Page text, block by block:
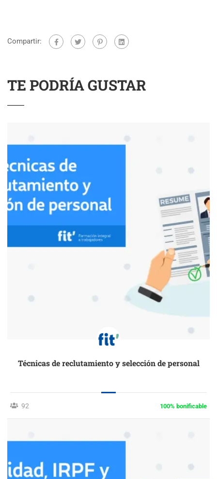
Compartir:
TE PODRÍA GUSTAR
Técnicas de reclutamiento y selección de personal
92 100% bonificable